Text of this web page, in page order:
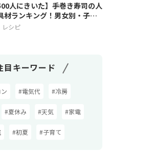
人にきいた】手巻き寿司の人
材ランキング！男女別・子ど
気も
レシピ
目キーワード
#電気代 #冷房
#夏休み #天気 #家電
#初夏 #子育て